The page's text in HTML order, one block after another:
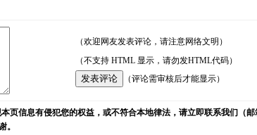
（欢迎网友发表评论，请注意网络文明）
（不支持 HTML 显示，请勿发HTML代码）
（评论需审核后才能显示）
页信息有侵犯您的权益，或不符合本地律法，请立即联系我们（
。